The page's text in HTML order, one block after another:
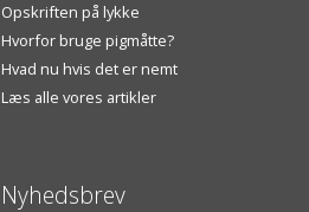
Opskriften på lykke
Hvorfor bruge pigmåtte?
Hvad nu hvis det er nemt
Læs alle vores artikler
Nyhedsbrev